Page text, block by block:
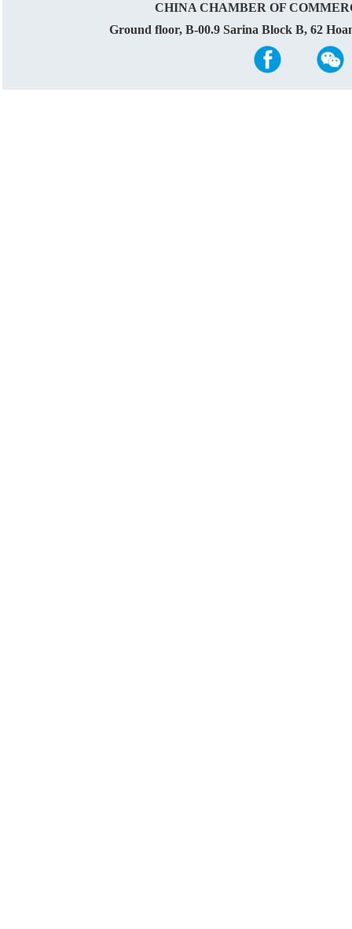
CHINA CHAMBER OF
Ground floor, B-00.9 Sarina Block B, 62